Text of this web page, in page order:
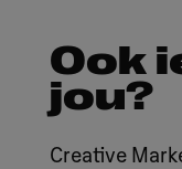
Ook
jou?
Creative